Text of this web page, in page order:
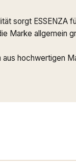
sorgt ESSENZA
Marke allgemein
hochwertigen